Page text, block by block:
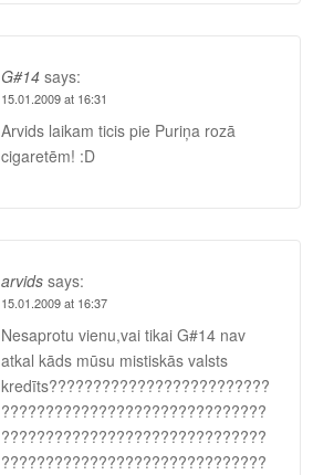
G#14 says:
15.01.2009 at 16:31
Arvids laikam ticis pie Puriņa rozā
cigaretēm! :D
arvids says:
15.01.2009 at 16:37
Nesaprotu vienu,vai tikai G#14 nav
atkal kāds mūsu mistiskās valsts
kredīts?????????????????????????
??????????????????????????????
??????????????????????????????
??????????????????????????????